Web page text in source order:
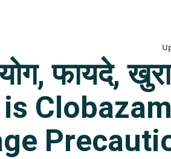
फायदे,
is Clobazam